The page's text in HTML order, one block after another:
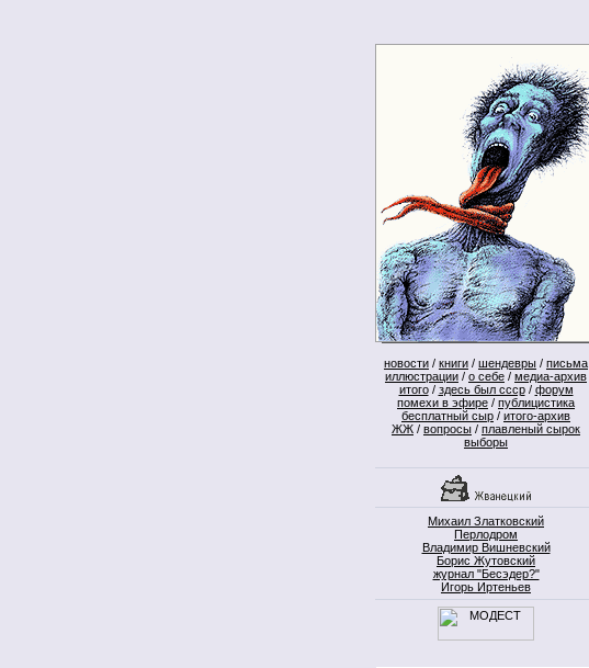
новости / книги / шендевры / письма
иллюстрации / о себе / медиа-архив
итого/ здесь был ссср/ форум
помехи в эфире / публицистика
бесплатный сыр / итого-архив
ЖЖ / вопросы / плавленый сырок
выборы
Михаил Златковский
Перлодром
Владимир Вишневский
Борис Жутовский
журнал "Бесэдер?"
Игорь Иртеньев